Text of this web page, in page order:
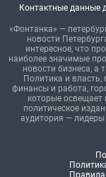
Контактные данные
«Фонтанка» —
новости
интересное, что
наиболее значимые
новости бизнеса, а
Политика и
финансы и работа,
которые освещает
политическое
аудитория — лидеры